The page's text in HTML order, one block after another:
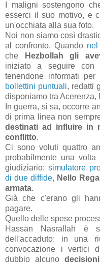
I maligni sostengono
esserci il suo motivo, e
un'occhiata alla sua foto.
Noi non siamo così
al confronto. Quando nel
che
Hezbollah gli
iniziato a seguire con
tenendone informati
bollettini puntuali, redatti
disponiamo tra Acerenza,
In guerra, si sa, occorre
di prima linea non
destinati ad influire in
conflitto.
Ci sono voluti quattro
probabilmente una
giudiziario:simulatore
di due diffide, Nello
armata.
Già che c'erano gli
pagare.
Quello delle spese
Hassan Nasrallah è
dell'accaduto: in una
convocazione i vertici
dubbio alcuno